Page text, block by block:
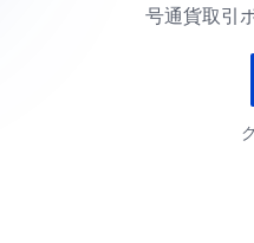
号通貨取引